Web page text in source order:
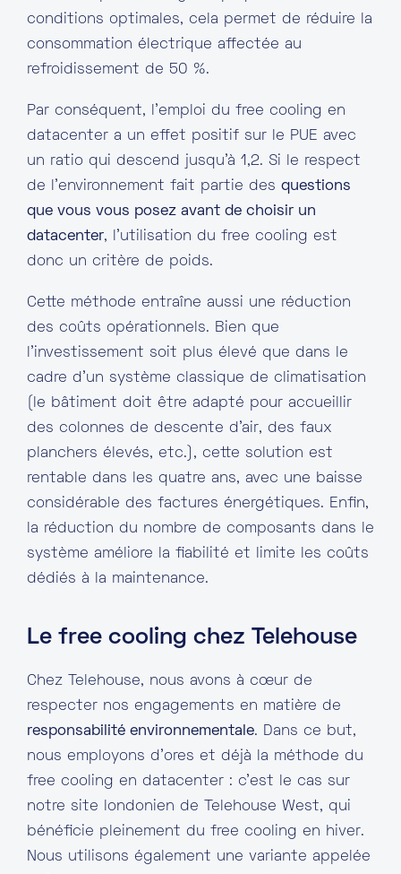
conditions optimales, cela permet de réduire la
consommation électrique affectée au
refroidissement de 50 %.
Par conséquent, l’emploi du free cooling en
datacenter a un effet positif sur le PUE avec
un ratio qui descend jusqu’à 1,2. Si le respect
de l’environnement fait partie des questions
que vous vous posez avant de choisir un
datacenter, l’utilisation du free cooling est
donc un critère de poids.
Cette méthode entraîne aussi une réduction
des coûts opérationnels. Bien que
l’investissement soit plus élevé que dans le
cadre d’un système classique de climatisation
(le bâtiment doit être adapté pour accueillir
des colonnes de descente d’air, des faux
planchers élevés, etc.), cette solution est
rentable dans les quatre ans, avec une baisse
considérable des factures énergétiques. Enfin,
la réduction du nombre de composants dans le
système améliore la fiabilité et limite les coûts
dédiés à la maintenance.
Le free cooling chez Telehouse
Chez Telehouse, nous avons à cœur de
respecter nos engagements en matière de
responsabilité environnementale. Dans ce but,
nous employons d’ores et déjà la méthode du
free cooling en datacenter : c’est le cas sur
notre site londonien de Telehouse West, qui
bénéficie pleinement du free cooling en hiver.
Nous utilisons également une variante appelée